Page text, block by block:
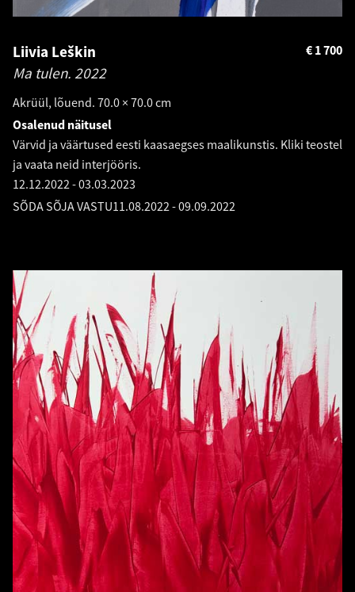
Liivia Leškin
Ma tulen. 2022
Akrüül, lõuend. 70.0 × 70.0 cm
1 700
€
Osalenud näitusel
Värvid ja väärtused eesti kaasaegses maalikunstis. Kliki teostel
ja vaata neid interjööris.
12.12.2022 -03.03.2023
SÕDA SÕJA VASTU11.08.2022-09.09.2022